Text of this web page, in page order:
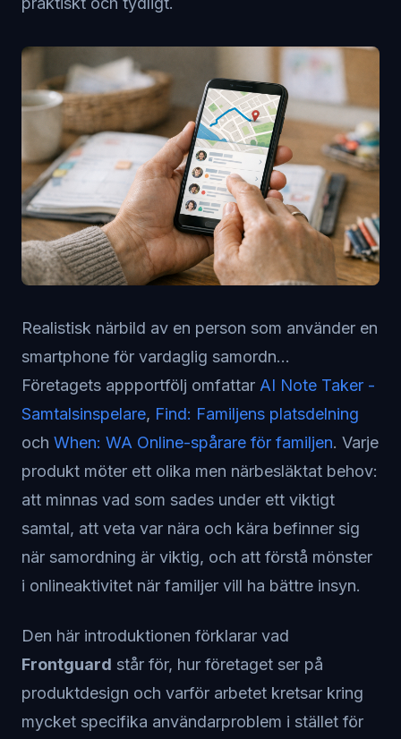
Realistisk närbild av en person som använder en
smartphone för vardaglig samordn...
Företagets appportfölj omfattar AI Note Taker -
Samtalsinspelare, Find: Familjens platsdelning
och When: WA Online-spårare för familjen. Varje
produkt möter ett olika men närbesläktat behov:
att minnas vad som sades under ett viktigt
samtal, att veta var nära och kära befinner sig
när samordning är viktig, och att förstå mönster
i onlineaktivitet när familjer vill ha bättre insyn.
Den här introduktionen förklarar vad
Frontguard står för, hur företaget ser på
produktdesign och varför arbetet kretsar kring
mycket specifika användarproblem i stället för